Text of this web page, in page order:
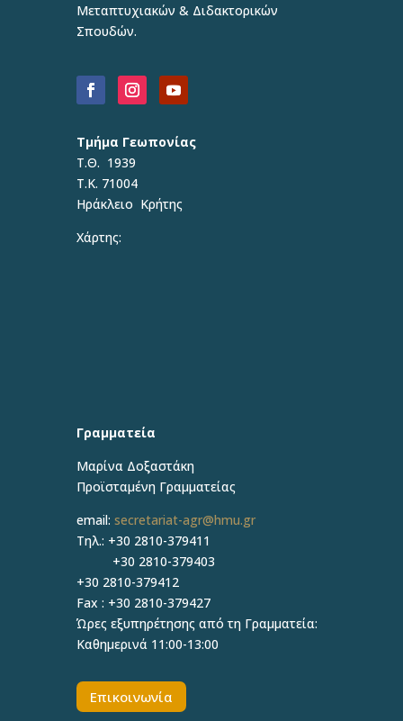
Μεταπτυχιακών & Διδακτορικών
Σπουδών.
Τμήμα Γεωπονίας
Τ.Θ. 1939
Τ.Κ. 71004
Ηράκλειο Κρήτης
Χάρτης:
Γραμματεία
Μαρίνα Δοξαστάκη
Προϊσταμένη Γραμματείας
email: secretariat-agr@hmu.gr
Τηλ.: +30 2810-379411
+30 2810-379403
+30 2810-379412
Fax : +30 2810-379427
Ώρες εξυπηρέτησης από τη Γραμματεία:
Καθημερινά 11:00-13:00
Επικοινωνία